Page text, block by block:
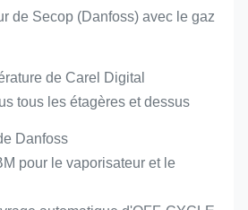
de Secop (Danfoss) avec le gaz
de Carel Digital
tous les étagères et dessus
Danfoss
pour le vaporisateur et le